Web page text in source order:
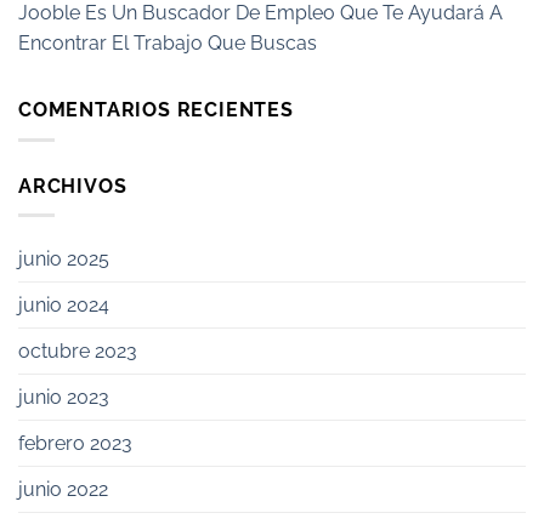
Jooble Es Un Buscador De Empleo Que Te Ayudará A
Encontrar El Trabajo Que Buscas
COMENTARIOS RECIENTES
ARCHIVOS
junio 2025
junio 2024
octubre 2023
junio 2023
febrero 2023
junio 2022